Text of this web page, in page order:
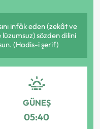
infâk eden (zekât ve
lüzumsuz) sözden dilini
(Hadis-i şerif)
GÜNEŞ
05:40